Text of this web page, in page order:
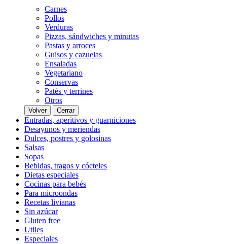
Carnes
Pollos
Verduras
Pizzas, sándwiches y minutas
Pastas y arroces
Guisos y cazuelas
Ensaladas
Vegetariano
Conservas
Patés y terrines
Otros
Volver Cerrar
Entradas, aperitivos y guarniciones
Desayunos y meriendas
Dulces, postres y golosinas
Salsas
Sopas
Bebidas, tragos y cócteles
Dietas especiales
Cocinas para bebés
Para microondas
Recetas livianas
Sin azúcar
Gluten free
Utiles
Especiales